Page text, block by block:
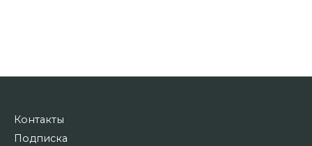
Контакты
Подписка